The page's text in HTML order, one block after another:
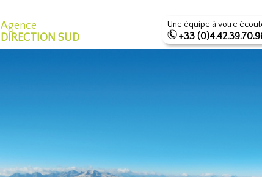
Agence
DIRECTION SUD
Une équipe à votre
+33